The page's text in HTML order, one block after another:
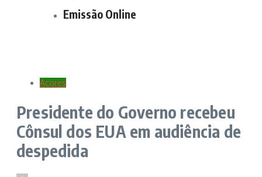
Emissão Online
Açores
Presidente do Governo recebeu
Cônsul dos EUA em audiência de
despedida